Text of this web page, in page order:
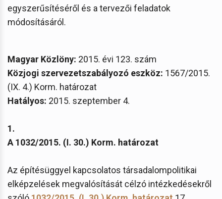
egyszerűsítéséről és a tervezői feladatok
módosításáról.
Magyar Közlöny: 2015. évi 123. szám
Közjogi szervezetszabályozó eszköz: 1567/2015.
(IX. 4.) Korm. határozat
Hatályos: 2015. szeptember 4.
1.
A 1032/2015. (I. 30.) Korm. határozat
Az építésüggyel kapcsolatos társadalompolitikai
elképzelések megvalósítását célzó intézkedésekről